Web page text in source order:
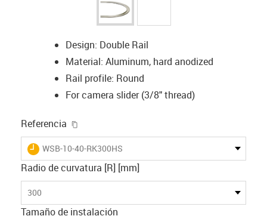
Design: Double Rail
Material: Aluminum, hard anodized
Rail profile: Round
For camera slider (3/8" thread)
Referencia
igus-icon-lieferzeit
WSB-10-40-RK300HS
Radio de curvatura [R] [mm]
300
Tamaño de instalación